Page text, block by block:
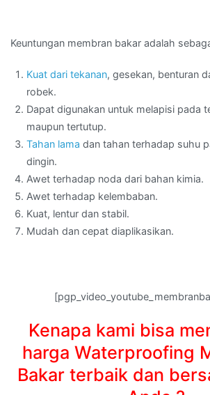
Keuntungan membran bakar adalah
Kuat dari tekanan, gesekan, benturan
robek.
Dapat digunakan untuk melapisi pada
maupun tertutup.
Tahan lama dan tahan terhadap suhu
dingin.
Awet terhadap noda dari bahan kimia.
Awet terhadap kelembaban.
Kuat, lentur dan stabil.
Mudah dan cepat diaplikasikan.
Kenapa kami bisa
harga Waterproofing
Bakar terbaik dan